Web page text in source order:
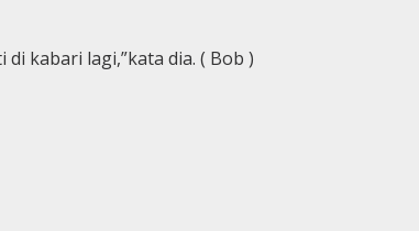
kabari lagi,”kata dia. ( Bob )